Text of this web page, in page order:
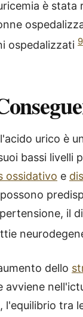
è stata
ospedalizzati 9
urico è
bassi livelli
ossidativo e
il
dello
avviene
l'equilibrio tra